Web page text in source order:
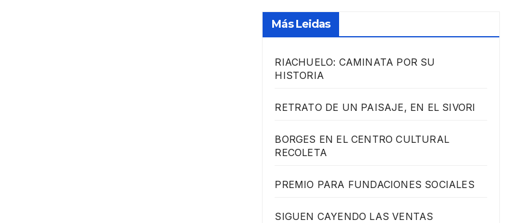
Más Leidas
RIACHUELO: CAMINATA POR SU
HISTORIA
RETRATO DE UN PAISAJE, EN EL SIVORI
BORGES EN EL CENTRO CULTURAL
RECOLETA
PREMIO PARA FUNDACIONES SOCIALES
SIGUEN CAYENDO LAS VENTAS